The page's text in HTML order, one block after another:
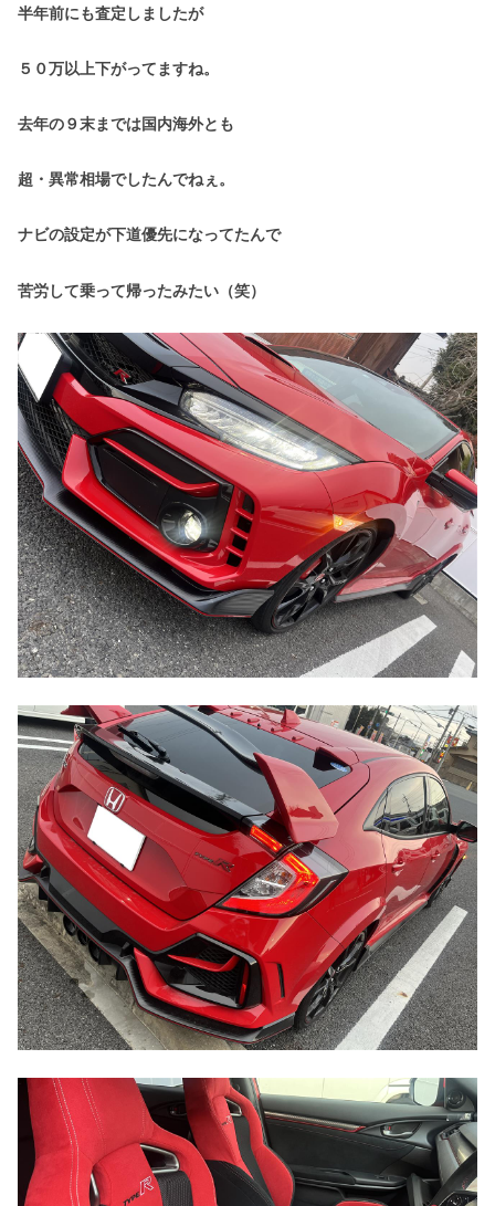
半年前にも査定しましたが
５０万以上下がってますね。
去年の９末までは国内海外とも
超・異常相場でしたんでねぇ。
ナビの設定が下道優先になってたんで
苦労して乗って帰ったみたい（笑）